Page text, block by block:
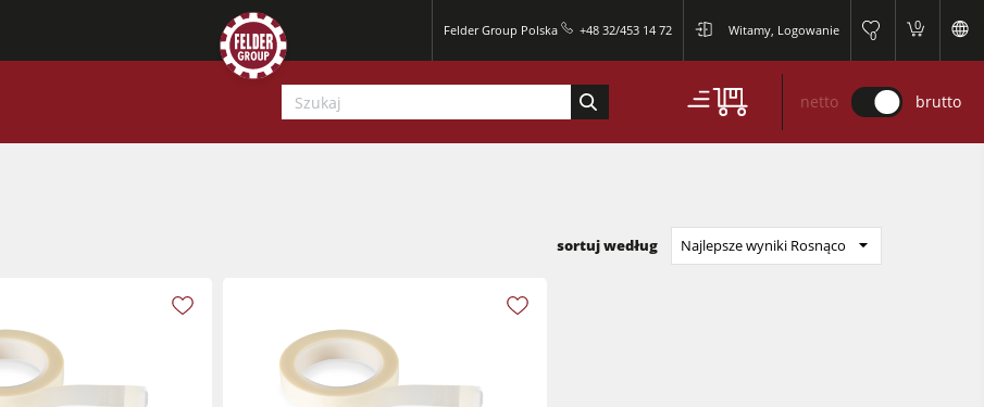
Felder Group Polska +48 32/453 14 72 Witamy, Logowanie 0
0
Centra obróbcze CNC
Strugarki
netto brutto
sortuj według Najlepsze wyniki Rosnąco